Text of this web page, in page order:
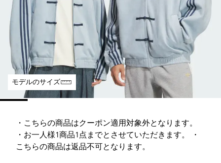
モデルのサイズ
・こちらの商品はクーポン適用対象外となります。
・お一人様1商品1点までとさせていただきます。 ・
こちらの商品は返品不可となります。